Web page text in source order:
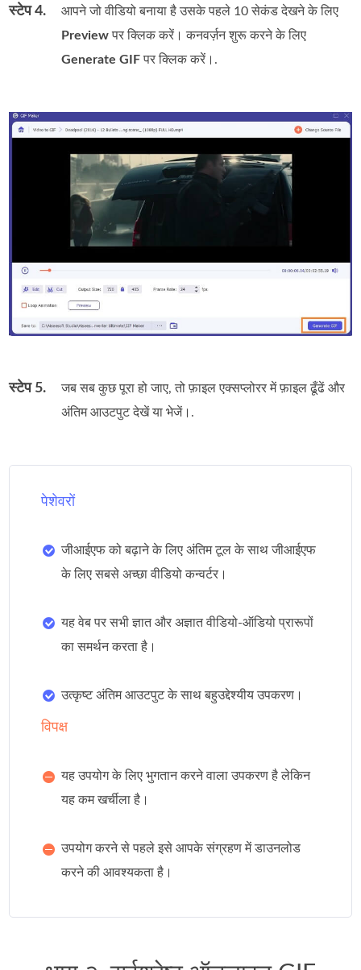
स्टेप 4.
आपने जो वीडियो बनाया है उसके पहले 10 सेकंड देखने के लिए
Previewपर क्लिक करें। कनवर्ज़न शुरू करने के लिए
Generate GIFपर क्लिक करें।.
स्टेप 5.
जब सब कुछ पूरा हो जाए, तो फ़ाइल एक्सप्लोरर में फ़ाइल ढूँढें और
अंतिम आउटपुट देखें या भेजें।.
पेशेवरों
जीआईएफ को बढ़ाने के लिए अंतिम टूल के साथ जीआईएफ
के लिए सबसे अच्छा वीडियो कन्वर्टर।
यह वेब पर सभी ज्ञात और अज्ञात वीडियो-ऑडियो प्रारूपों
का समर्थन करता है।
उत्कृष्ट अंतिम आउटपुट के साथ बहुउद्देश्यीय उपकरण।
विपक्ष
यह उपयोग के लिए भुगतान करने वाला उपकरण है लेकिन
यह कम खर्चीला है।
उपयोग करने से पहले इसे आपके संग्रहण में डाउनलोड
करने की आवश्यकता है।